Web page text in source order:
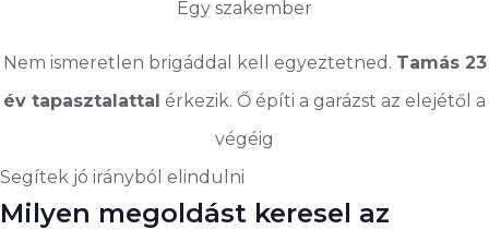
Egy szakember
Nem ismeretlen brigáddal kell egyeztetned. Tamás 23
év tapasztalattal érkezik. Ő építi a garázst az elejétől a
végéig
Segítek jó irányból elindulni
Milyen megoldást keresel az